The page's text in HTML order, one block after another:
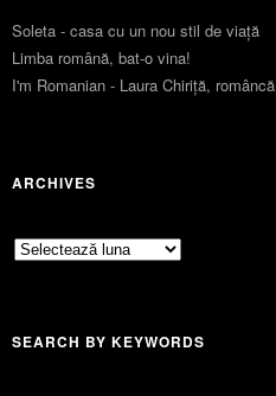
Soleta - casa cu un nou stil de viaţă
Limba română, bat-o vina!
I'm Romanian - Laura Chiriță, româncă
ARCHIVES
Archives
SEARCH BY KEYWORDS